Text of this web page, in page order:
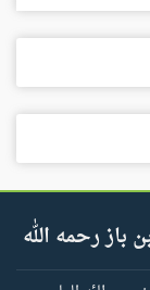
باز رحمه الله